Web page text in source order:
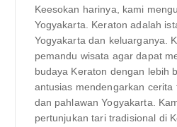
Keesokan harinya, kami
Yogyakarta. Keraton adalah
Yogyakarta dan keluarganya.
pemandu wisata agar dapat
budaya Keraton dengan lebih
antusias mendengarkan cerita
dan pahlawan Yogyakarta.
pertunjukan tari tradisional di